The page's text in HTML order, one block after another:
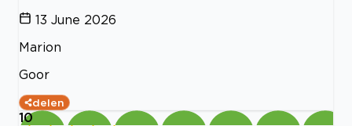
13 June 2026
Marion
Goor
delen
10